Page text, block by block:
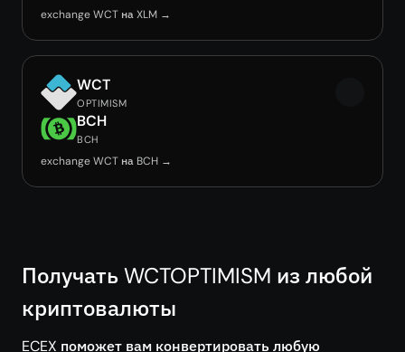
exchange WCT на XLM →
WCT
OPTIMISM
BCH
BCH
exchange WCT на BCH →
Получать WCTOPTIMISM из любой
криптовалюты
ECEX поможет вам конвертировать любую